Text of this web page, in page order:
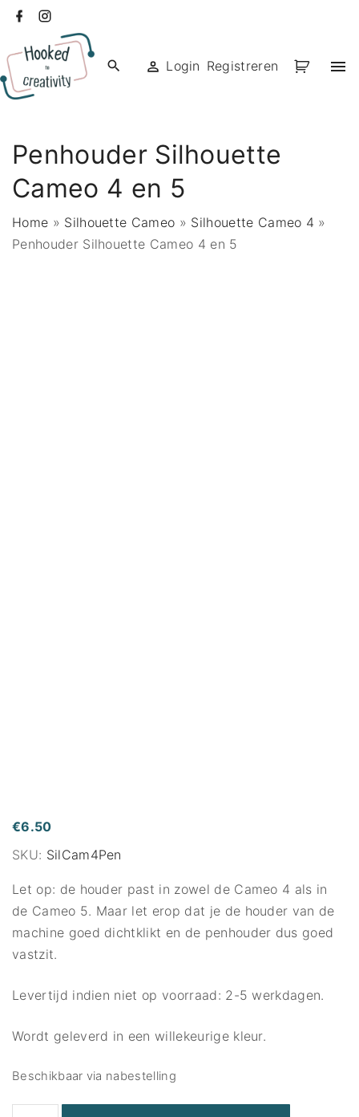
de
inhoud
facebook
Login Registreren
Penhouder Silhouette
Cameo 4 en 5
Home » Silhouette Cameo » Silhouette Cameo 4 »
Penhouder Silhouette Cameo 4 en 5
€6.50
SKU: SilCam4Pen
Let op: de houder past in zowel de Cameo 4 als in
de Cameo 5. Maar let erop dat je de houder van de
machine goed dichtklikt en de penhouder dus goed
vastzit.
Levertijd indien niet op voorraad: 2-5 werkdagen.
Wordt geleverd in een willekeurige kleur.
Beschikbaar via nabestelling